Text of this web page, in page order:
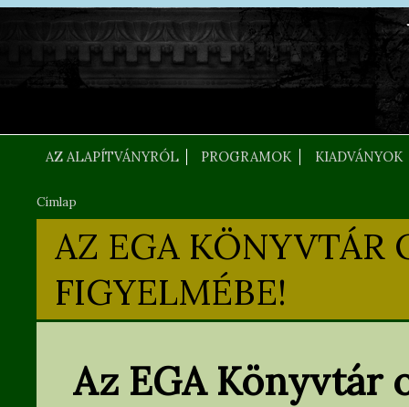
Ugrás a tartalomra
FEJLEC SZOVEG
AZ ALAPÍTVÁNYRÓL PROGRAMOK KIADVÁNYOK
Jelenlegi hely
Címlap
AZ EGA KÖNYVTÁR
FIGYELMÉBE!
Az EGA Könyvtár